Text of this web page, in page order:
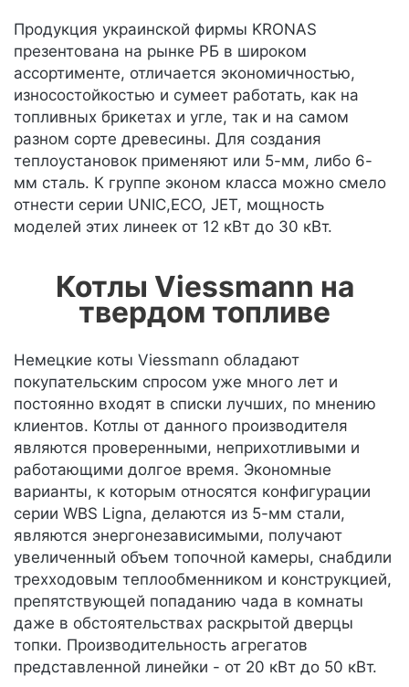
Продукция украинской фирмы KRONAS
презентована на рынке РБ в широком
ассортименте, отличается экономичностью,
износостойкостью и сумеет работать, как на
топливных брикетах и угле, так и на самом
разном сорте древесины. Для создания
теплоустановок применяют или 5-мм, либо 6-
мм сталь. К группе эконом класса можно смело
отнести серии UNIC,ECO, JET, мощность
моделей этих линеек от 12 кВт до 30 кВт.
Котлы Viessmann на
твердом топливе
Немецкие коты Viessmann обладают
покупательским спросом уже много лет и
постоянно входят в списки лучших, по мнению
клиентов. Котлы от данного производителя
являются проверенными, неприхотливыми и
работающими долгое время. Экономные
варианты, к которым относятся конфигурации
серии WBS Ligna, делаются из 5-мм стали,
являются энергонезависимыми, получают
увеличенный объем топочной камеры, снабдили
трехходовым теплообменником и конструкцией,
препятствующей попаданию чада в комнаты
даже в обстоятельствах раскрытой дверцы
топки. Производительность агрегатов
представленной линейки - от 20 кВт до 50 кВт.